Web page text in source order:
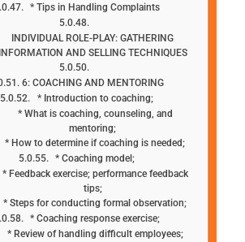
* Tips in Handling Complaints
INDIVIDUAL ROLE-PLAY: GATHERING
INFORMATION AND SELLING TECHNIQUES
6: COACHING AND MENTORING
* Introduction to coaching;
* What is coaching, counseling, and
mentoring;
* How to determine if coaching is needed;
* Coaching model;
* Feedback exercise; performance feedback
tips;
* Steps for conducting formal observation;
* Coaching response exercise;
* Review of handling difficult employees;